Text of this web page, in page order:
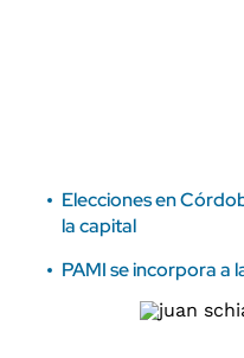
Elecciones en
la capital
PAMI se incorpora a